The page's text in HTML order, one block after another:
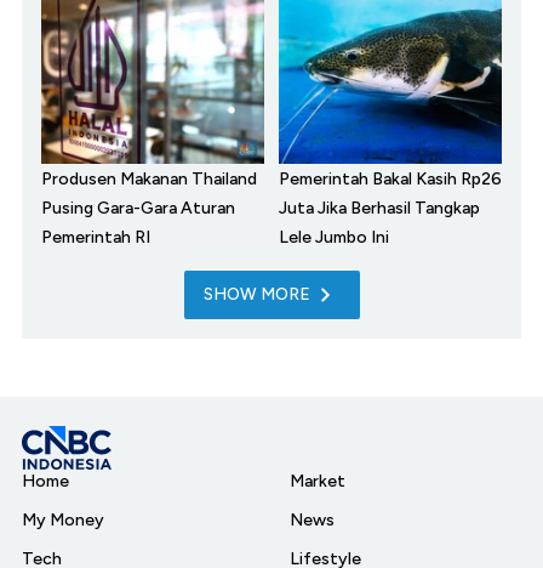
Produsen Makanan Thailand
Pusing Gara-Gara Aturan
Pemerintah RI
Pemerintah Bakal Kasih Rp26
Juta Jika Berhasil Tangkap
Lele Jumbo Ini
SHOW MORE
Home
My Money
Tech
Market
News
Lifestyle